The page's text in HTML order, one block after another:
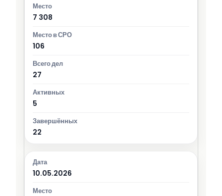
7 308
106
27
5
22
10.05.2026